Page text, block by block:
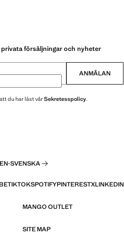
privata försäljningar och nyheter
ANMÄLAN
du har läst vårSekretesspolicy.
·SVENSKA
TIKTOKSPOTIFYPINTERESTXLINKEDIN
MANGO OUTLET
SITE MAP